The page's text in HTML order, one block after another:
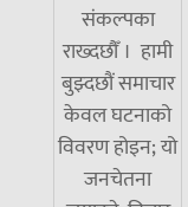
संकल्पका
राख्दछौँ । हामी
बुझ्दछौं समाचार
केवल घटनाको
विवरण होइन; यो
जनचेतना